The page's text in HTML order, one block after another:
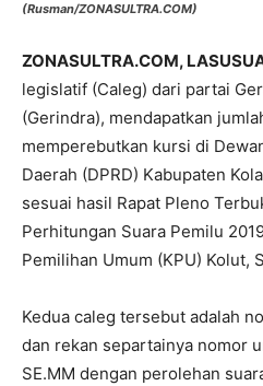
(Rusman/ZONASULTRA.COM)
ZONASULTRA.COM,
legislatif (Caleg) dari partai
(Gerindra), mendapatkan
memperebutkan kursi di
Daerah (DPRD) Kabupaten
sesuai hasil Rapat Pleno
Perhitungan Suara Pemilu
Pemilihan Umum (KPU) Kolut,
Kedua caleg tersebut adalah
dan rekan separtainya nomor
SE.MM dengan perolehan